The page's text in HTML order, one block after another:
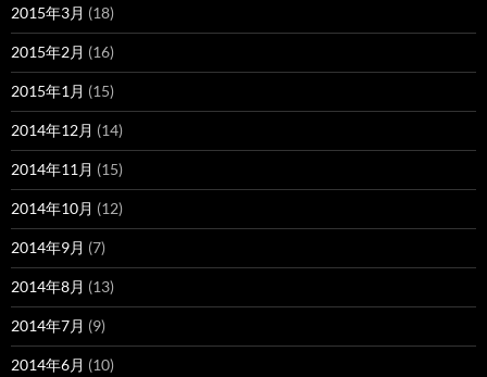
2015年3月 (18)
2015年2月 (16)
2015年1月 (15)
2014年12月 (14)
2014年11月 (15)
2014年10月 (12)
2014年9月 (7)
2014年8月 (13)
2014年7月 (9)
2014年6月 (10)